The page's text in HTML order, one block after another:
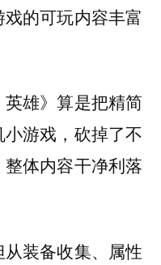
的可玩内容丰富
雄》算是把精简
游戏，砍掉了不
体内容干净利落
装备收集、属性